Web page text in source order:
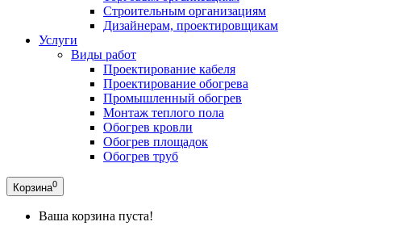
Строительным организациям
Дизайнерам, проектировщикам
Услуги
Виды работ
Проектирование кабеля
Проектирование обогрева
Промышленный обогрев
Монтаж теплого пола
Обогрев кровли
Обогрев площадок
Обогрев труб
Корзина0
Ваша корзина пуста!